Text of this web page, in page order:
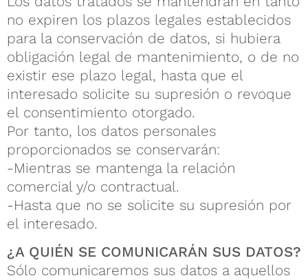
no expiren los plazos legales establecidos
para la conservación de datos, si hubiera
obligación legal de mantenimiento, o de no
existir ese plazo legal, hasta que el
interesado solicite su supresión o revoque
el consentimiento otorgado.
Por tanto, los datos personales
proporcionados se conservarán:
-Mientras se mantenga la relación
comercial y/o contractual.
-Hasta que no se solicite su supresión por
el interesado.
¿A QUIÉN SE COMUNICARÁN SUS DATOS?
Sólo comunicaremos sus datos a aquellos